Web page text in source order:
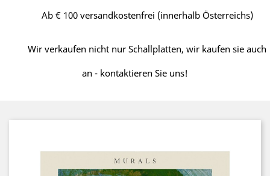
Ab € 100 versandkostenfrei (innerhalb Österreichs)
Wir verkaufen nicht nur Schallplatten, wir kaufen sie auch
an - kontaktieren Sie uns!